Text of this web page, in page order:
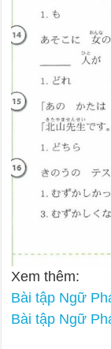
Xem thêm:
Bài tập Ngữ
Bài tập Ngữ